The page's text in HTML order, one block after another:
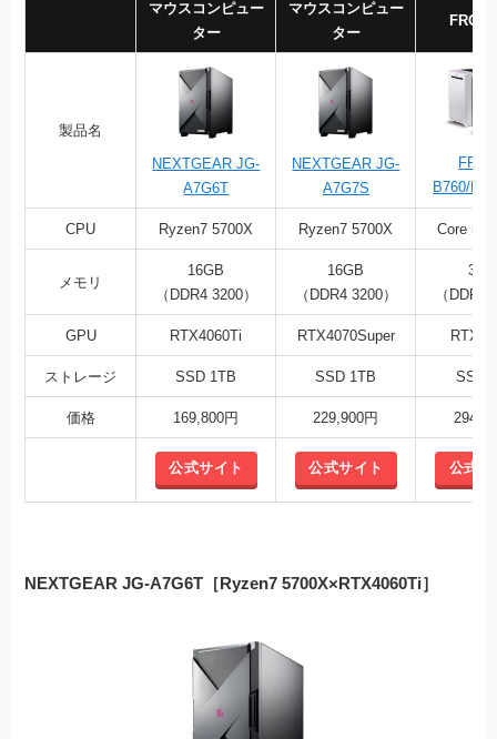
マウスコンピュー
ター
マウスコンピュー
ター
製品名
NEXTGEAR JG-
A7G6T
NEXTGEAR JG-
A7G7S
B760/
CPU Ryzen7 5700X Ryzen7 5700X Core i7
メモリ
16GB
（DDR4 3200）
16GB
（DDR4 3200）
（DDR4
GPU RTX4060Ti RTX4070Super
ストレージ SSD 1TB SSD 1TB SSD
価格 169,800円 229,900円
公式サイト 公式サイト 公式サ
NEXTGEAR JG-A7G6T［Ryzen7 5700X×RTX4060Ti］